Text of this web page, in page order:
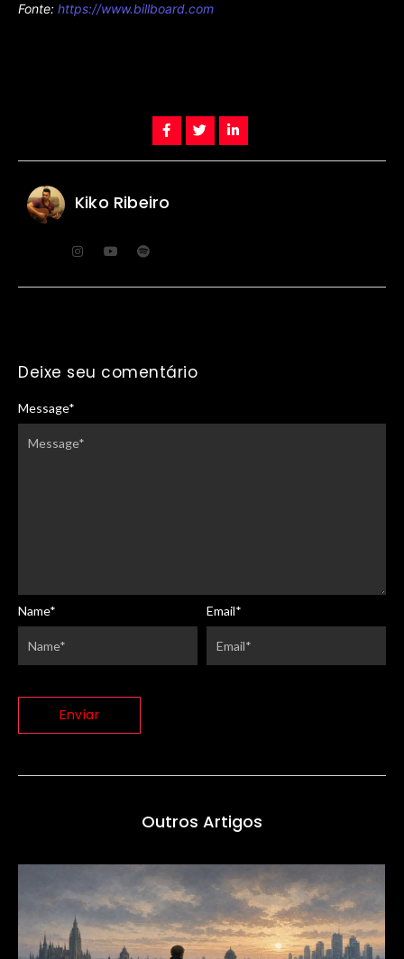
Fonte: https://www.billboard.com
Kiko Ribeiro
Deixe seu comentário
Message*
Name* Email*
Outros Artigos